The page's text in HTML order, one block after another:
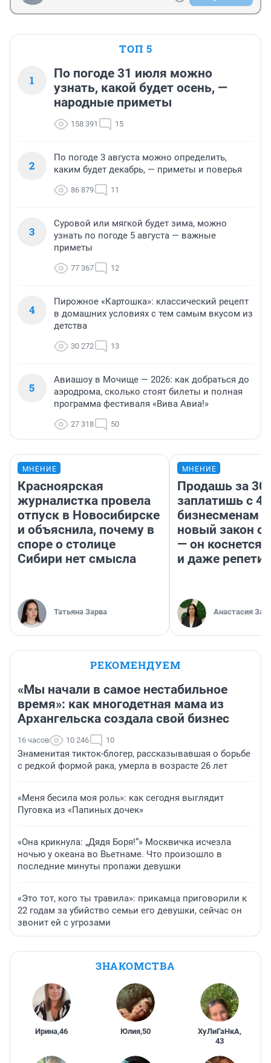
ТОП 5
1
По погоде 31 июля можно
узнать, какой будет осень, —
народные приметы
158 391 15
2
По погоде 3 августа можно определить,
каким будет декабрь, — приметы и поверья
86 879 11
3
Суровой или мягкой будет зима, можно
узнать по погоде 5 августа — важные
приметы
77 367 12
4
Пирожное «Картошка»: классический рецепт
в домашних условиях с тем самым вкусом из
детства
30 272 13
5
Авиашоу в Мочище — 2026: как добраться до
аэродрома, сколько стоят билеты и полная
программа фестиваля «Вива Авиа!»
27 318 50
МНЕНИЕ
Красноярская
журналистка провела
отпуск в Новосибирске
и объяснила, почему в
споре о столице
Сибири нет смысла
Татьяна Зарва
МНЕНИЕ
Продашь за
заплатишь с
бизнесменам
новый закон о
— он коснется
и даже
Анастасия
РЕКОМЕНДУЕМ
«Мы начали в самое нестабильное
время»: как многодетная мама из
Архангельска создала свой бизнес
16 часов 10 246 10
Знаменитая тикток-блогер, рассказывавшая о борьбе
с редкой формой рака, умерла в возрасте 26 лет
«Меня бесила моя роль»: как сегодня выглядит
Пуговка из «Папиных дочек»
«Она крикнула: „Дядя Боря!“» Москвичка исчезла
ночью у океана во Вьетнаме. Что произошло в
последние минуты пропажи девушки
«Это тот, кого ты травила»: прикамца приговорили к
22 годам за убийство семьи его девушки, сейчас он
звонит ей с угрозами
ЗНАКОМСТВА
Ирина,46 Юлия,50 ХуЛиГаНкА,
43